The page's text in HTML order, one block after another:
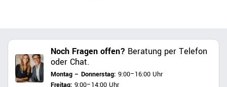
Noch Fragen offen? Beratung per Telefon
oder Chat.
Montag – Donnerstag: 9:00–16:00 Uhr
Freitag: 9:00–14:00 Uhr